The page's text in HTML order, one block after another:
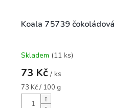
Koala 75739 čokoládová
Skladem (11 ks)
73 Kč / ks
Měrná
cena:
73 Kč / 100 g